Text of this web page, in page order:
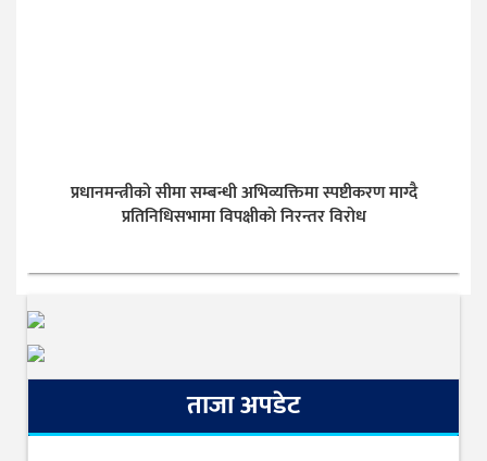
प्रधानमन्त्रीको सीमा सम्बन्धी अभिव्यक्तिमा स्पष्टीकरण माग्दै
प्रतिनिधिसभामा विपक्षीको निरन्तर विरोध
ताजा अपडेट